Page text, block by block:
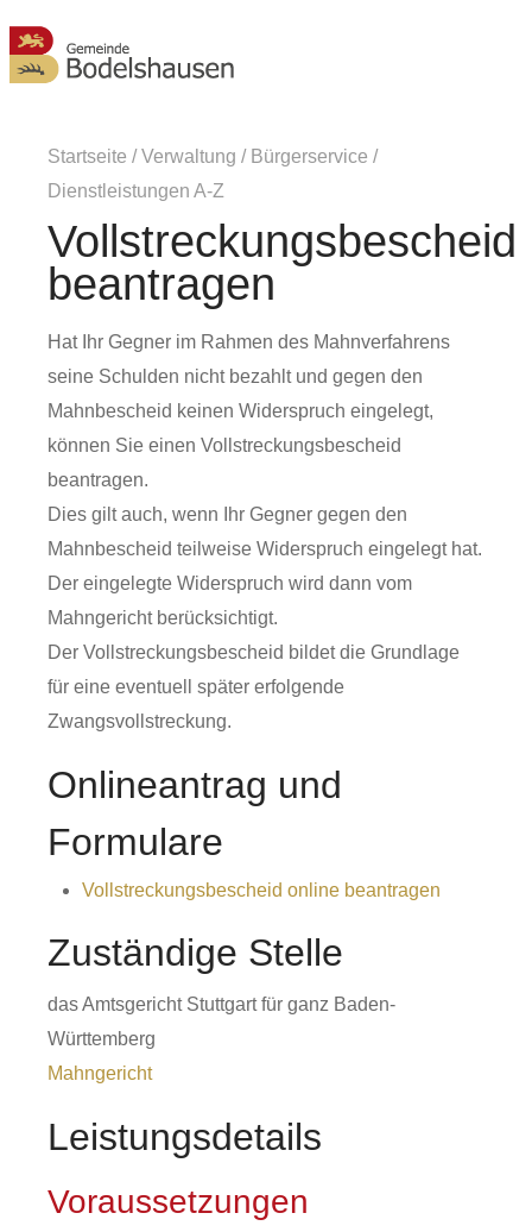
Startseite /Verwaltung / Bürgerservice /
Dienstleistungen A-Z
Vollstreckungsbescheid
beantragen
Hat Ihr Gegner im Rahmen des Mahnverfahrens
seine Schulden nicht bezahlt und gegen den
Mahnbescheid keinen Widerspruch eingelegt,
können Sie einen Vollstreckungsbescheid
beantragen.
Dies gilt auch, wenn Ihr Gegner gegen den
Mahnbescheid teilweise Widerspruch eingelegt hat.
Der eingelegte Widerspruch wird dann vom
Mahngericht berücksichtigt.
Der Vollstreckungsbescheid bildet die Grundlage
für eine eventuell später erfolgende
Zwangsvollstreckung.
Onlineantrag und
Formulare
Vollstreckungsbescheid online beantragen
Zuständige Stelle
das Amtsgericht Stuttgart für ganz Baden-
Württemberg
Mahngericht
Leistungsdetails
Voraussetzungen